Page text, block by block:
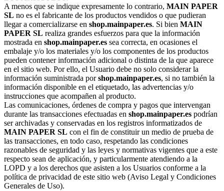
A menos que se indique expresamente lo contrario, MAIN PAPER
SL no es el fabricante de los productos vendidos o que pudieran
llegar a comercializarse en shop.mainpaper.es. Si bien MAIN
PAPER SL realiza grandes esfuerzos para que la información
mostrada en shop.mainpaper.es sea correcta, en ocasiones el
embalaje y/o los materiales y/o los componentes de los productos
pueden contener información adicional o distinta de la que aparece
en el sitio web. Por ello, el Usuario debe no solo considerar la
información suministrada porshop.mainpaper.es, si no también la
información disponible en el etiquetado, las advertencias y/o
instrucciones que acompañen al producto.
Las comunicaciones, órdenes de compra y pagos que intervengan
durante las transacciones efectuadas en shop.mainpaper.es podrían
ser archivadas y conservadas en los registros informatizados de
MAIN PAPER SL con el fin de constituir un medio de prueba de
las transacciones, en todo caso, respetando las condiciones
razonables de seguridad y las leyes y normativas vigentes que a este
respecto sean de aplicación, y particularmente atendiendo a la
LOPD y a los derechos que asisten a los Usuarios conforme a la
política de privacidad de este sitio web (Aviso Legal y Condiciones
Generales de Uso).